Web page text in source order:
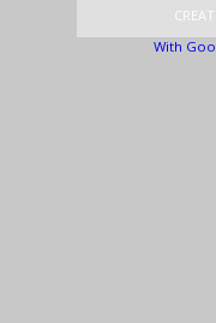
With